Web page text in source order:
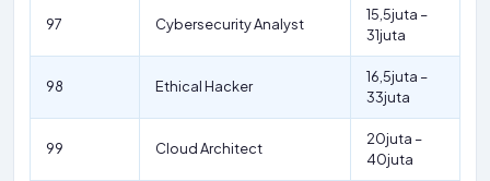
97 Cybersecurity Analyst
15,5juta –
31juta
98 Ethical Hacker
16,5juta –
33juta
99 Cloud Architect
20juta –
40juta